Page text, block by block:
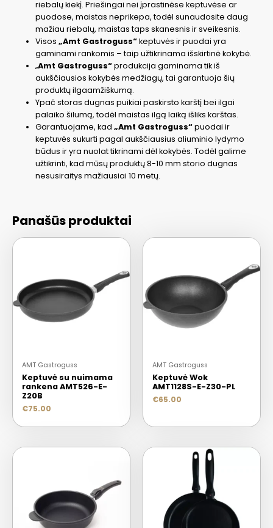
riebalų kiekį. Priešingai nei įprastinėse keptuvėse ar
puodose, maistas neprikepa, todėl sunaudosite daug
mažiau riebalų, maistas taps skanesnis ir sveikesnis.
Visos„Amt Gastroguss“keptuvės ir puodai yra
gaminami rankomis – taip užtikrinama išskirtinė kokybė.
„Amt Gastroguss“produkcija gaminama tik iš
aukščiausios kokybės medžiagų, tai garantuoja šių
produktų ilgaamžiškumą.
Ypač storas dugnas puikiai paskirsto karštį bei ilgai
palaiko šilumą, todėl maistas ilgą laiką išliks karštas.
Garantuojame, kad„Amt Gastroguss“puodai ir
keptuvės sukurti pagal aukščiausius aliuminio lydymo
būdus ir yra nuolat tikrinami dėl kokybės. Todėl galime
užtikrinti, kad mūsų produktų 8-10 mm storio dugnas
nesusiraitys mažiausiai 10 metų.
Panašūs produktai
AMT Gastroguss
Keptuvė su nuimama
rankena AMT526-E-
Z20B
€75.00
AMT Gastroguss
Keptuvė Wok
AMT1128S-E-Z30-PL
€65.00